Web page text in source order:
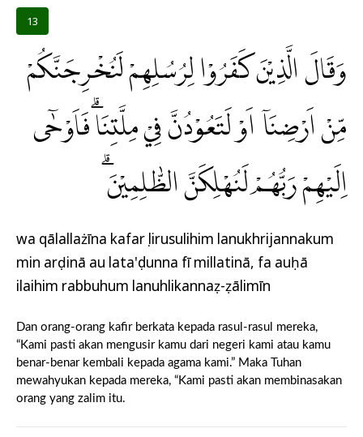
13
وَقَالَ الَّذِيْنَ كَفَرُوْا لِرُسُلِهِمْ لَنُخْرِجَنَّكُمْ
مِّنْ اَرْضِنَآ اَوْ لَتَعُوْدُنَّ فِيْ مِلَّتِنَاۗ فَاَوْحٰٓى
اِلَيْهِمْ رَبُّهُمْ لَنُهْلِكَنَّ الظّٰلِمِيْنَ ۗ
wa qālallażīna kafarụ lirusulihim lanukhrijannakum
min arḍinā au lata'ụdunna fī millatinā, fa auḥā
ilaihim rabbuhum lanuhlikannaẓ-ẓālimīn
Dan orang-orang kafir berkata kepada rasul-rasul mereka,
“Kami pasti akan mengusir kamu dari negeri kami atau kamu
benar-benar kembali kepada agama kami.” Maka Tuhan
mewahyukan kepada mereka, “Kami pasti akan membinasakan
orang yang zalim itu.